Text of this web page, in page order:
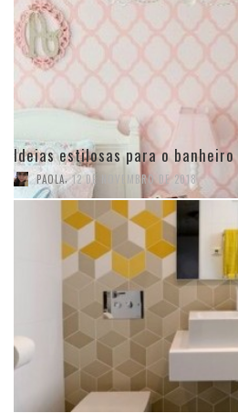
Ideias estilosas para o banheiro
PAOLA, 12 DE NOVEMBRO DE 2018